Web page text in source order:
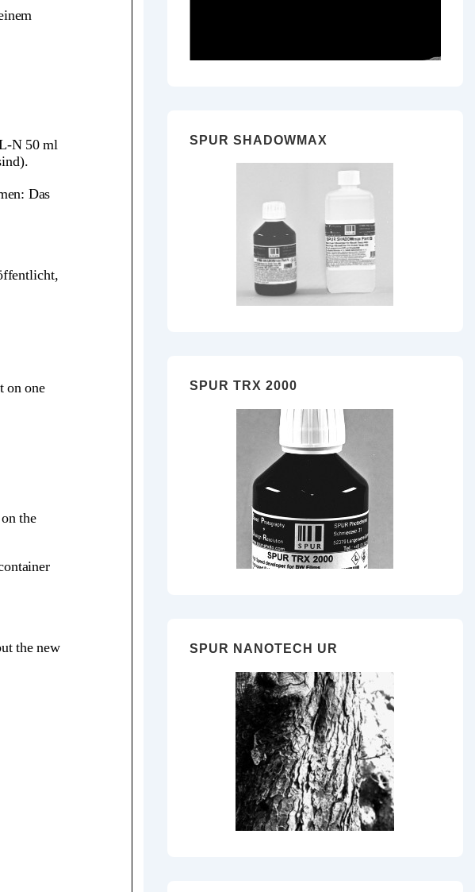
SPUR SHADOWMAX
SPUR TRX 2000
SPUR NANOTECH UR